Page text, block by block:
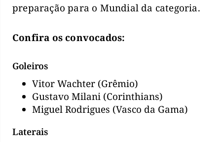
preparação para o Mundial da categoria.
Confira os convocados:
Goleiros
Vitor Wachter (Grêmio)
Gustavo Milani (Corinthians)
Miguel Rodrigues (Vasco da Gama)
Laterais